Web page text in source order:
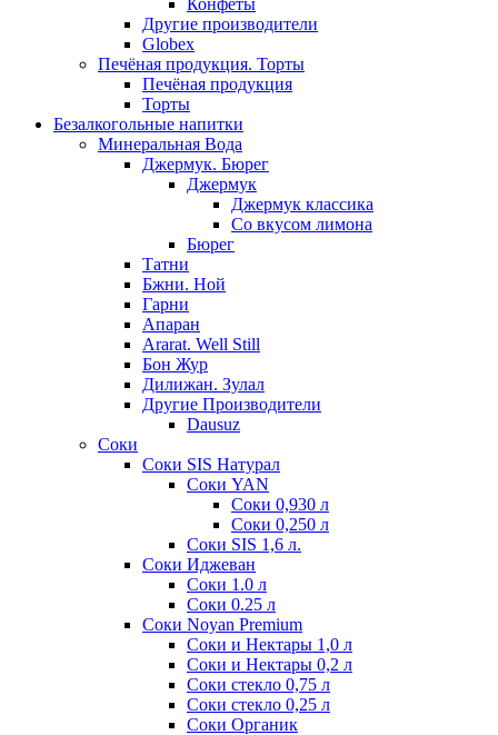
Конфеты
Другие производители
Globex
Печёная продукция. Торты
Печёная продукция
Торты
Безалкогольные напитки
Минеральная Вода
Джермук. Бюрег
Джермук
Джермук классика
Со вкусом лимона
Бюрег
Татни
Бжни. Ной
Гарни
Апаран
Ararat. Well Still
Бон Жур
Дилижан. Зулал
Другие Производители
Dausuz
Соки
Соки SIS Натурал
Соки YAN
Соки 0,930 л
Соки 0,250 л
Соки SIS 1,6 л.
Соки Иджеван
Соки 1.0 л
Соки 0.25 л
Соки Noyan Premium
Соки и Нектары 1,0 л
Соки и Нектары 0,2 л
Соки стекло 0,75 л
Соки стекло 0,25 л
Соки Органик